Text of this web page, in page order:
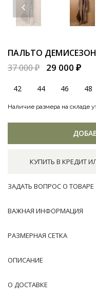
ПАЛЬТО
37 000 ₽
29 000 ₽
42 44 46 48
Наличие размера на складе
КУПИТЬ В КРЕДИТ
ЗАДАТЬ ВОПРОС О ТОВАРЕ
ВАЖНАЯ ИНФОРМАЦИЯ
РАЗМЕРНАЯ СЕТКА
ОПИСАНИЕ
О ДОСТАВКЕ